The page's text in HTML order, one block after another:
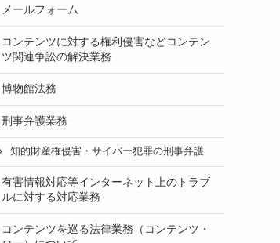
メールフォーム
コンテンツに対する権利侵害などコンテン
ツ関連争訟の解決業務
博物館法務
刑事弁護業務
知的財産権侵害・サイバー犯罪の刑事弁護
有害情報対応等インターネット上のトラブ
ルに対する対応業務
コンテンツを巡る法律業務（コンテンツ・